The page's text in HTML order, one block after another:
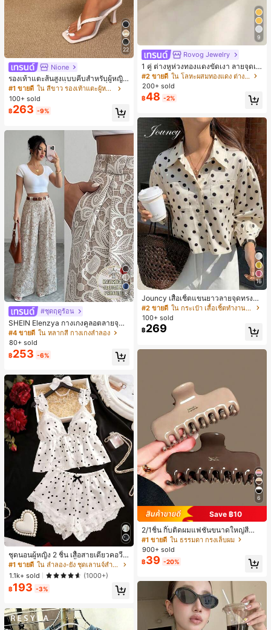
22
Nione
รองเท้าแตะส้นสูงแบบคีบสำหรับผู้หญิง
สไตล์คลาสสิก สีบล็อก สไตล์แฟรี่ฤดูร้อ
น ส้นเข็ม รองเท้าแตะแบบคีบ รองเท้าแ
ตะชายหาดแฟชั่นสายไขว้ รองเท้าผู้ห
ญิง สำหรับออฟฟิศ บ้าน กลางแจ้ง ดีไซ
น์หัวเหลี่ยม ชิคและหรูหรา สำหรับเดทไ
นท์
#1 ขายดี
ใน สีขาว รองเท้าแตะผู้หญิง
100+ sold
฿263 -9%
5
#ชุดฤดูร้อน
SHEIN Elenzya กางเกงคูลอตลายจุดเ
อวสูงแบบใหม่สำหรับฤดูใบไม้ผลิ/ฤดูร้อ
น, สไตล์หรูหราเหมาะสำหรับใส่ในชีวิต
ประจำวันและทำงาน, ให้ความรู้สึกวินเ
ทจสำหรับฤดูรับปริญญา, เทศกาลดนตร
#4 ขายดี ใน หลากสี กางเกงลำลอง
80+ sold
฿253 -6%
ชุดนอนผู้หญิง 2 ชิ้น เสื้อสายเดี่ยวคอวีลู
กไม้ พร้อมกางเกงขาสั้นแต่งลูกไม้ แต่ง
โบว์ที่เอว ชุดลำลองผู้หญิงนุ่มสบายน่ารั
ก สไตล์เอสเธติก
#1 ขายดี
ใน ลำลอง-ยัง ชุดเลานจ์สำหรับผู้หญิง
1.1k+ sold
(1000+)
฿193 -3%
9
Rovog Jewelry
1 คู่ ต่างหูห่วงทองแดงขัดเงา ลายจุดเร
ขาคณิตสไตล์มินิมอล เหมาะสำหรับสว
มใส่ประจำวันแบบสบายๆ สำหรับผู้หญิง
#2 ขายดี
ใน โลหะผสมทองแดง ต่างหูผู้หญิง
200+ sold
฿48 -2%
16
Jouncy เสื้อเชิ้ตแขนยาวลายจุดทรงหล
วมสำหรับผู้หญิง
#2 ขายดี
ใน กระเป๋า เสื้อเชิ้ตทำงานมีกระเป๋า
100+ sold
฿269
6
Save ฿10
2/1ชิ้น กิ๊บติดผมแฟชั่นขนาดใหญ่สีน้ำ
ตาลชานมสำหรับผู้หญิง เหมาะสำหรับก
ารอาบน้ำ ล้างหน้า และจัดแต่งทรงผม
#1 ขายดี ใน ธรรมดา กรงเล็บผม
900+ sold
฿39 -20%